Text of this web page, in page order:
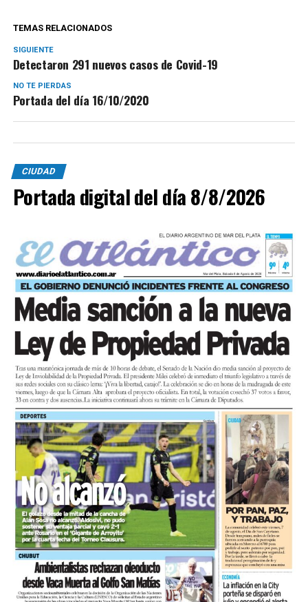
TEMAS RELACIONADOS
SIGUIENTE
Detectaron 291 nuevos casos de Covid-19
NO TE PIERDAS
Portada del día 16/10/2020
CIUDAD
Portada digital del día 8/8/2026